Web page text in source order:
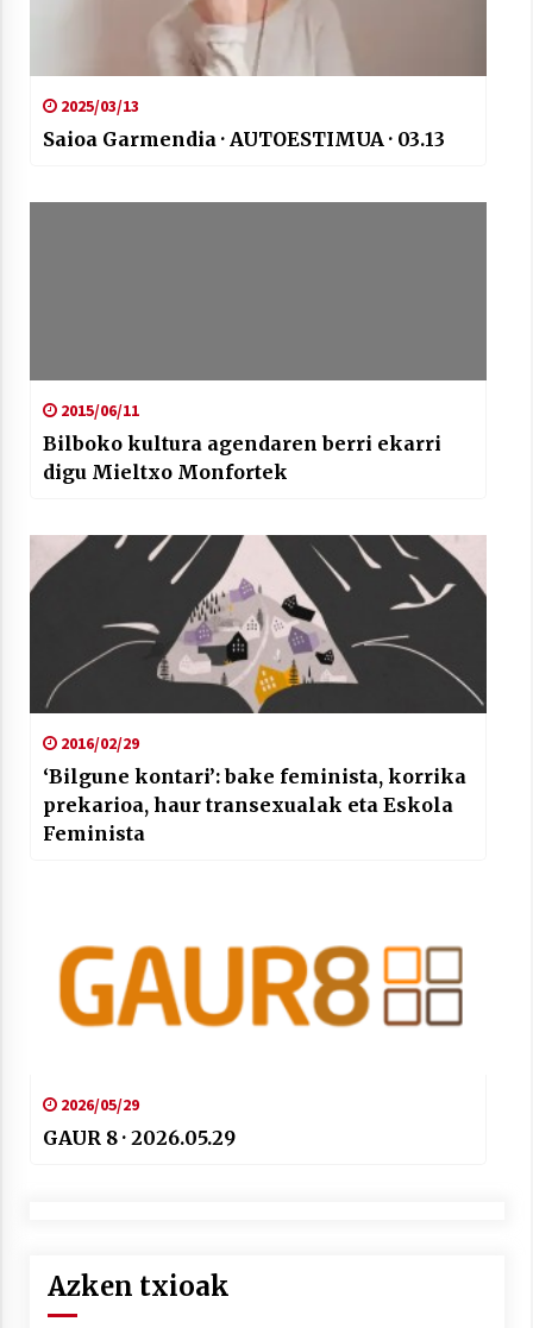
2025/03/13
Saioa Garmendia · AUTOESTIMUA · 03.13
2015/06/11
Bilboko kultura agendaren berri ekarri
digu Mieltxo Monfortek
2016/02/29
‘Bilgune kontari’: bake feminista, korrika
prekarioa, haur transexualak eta Eskola
Feminista
2026/05/29
GAUR 8 · 2026.05.29
Azken txioak